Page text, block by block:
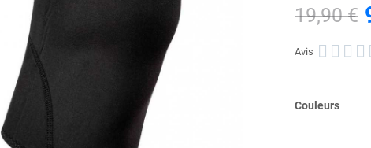
19,90 €
Avis    
Couleurs